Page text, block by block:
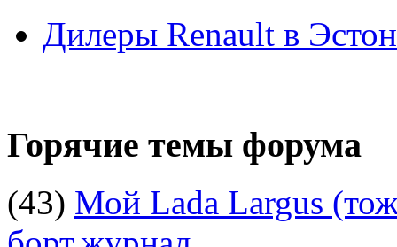
Дилеры Renault в
Горячие темы форума
(43) Мой Lada Largus